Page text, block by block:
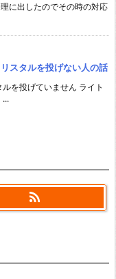
に出したのでその時の対応
スタルを投げない人の話
を投げていません ライト
